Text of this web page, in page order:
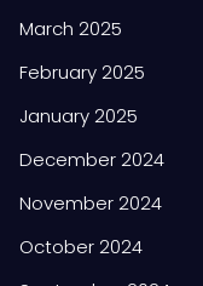
March 2025
February 2025
January 2025
December 2024
November 2024
October 2024